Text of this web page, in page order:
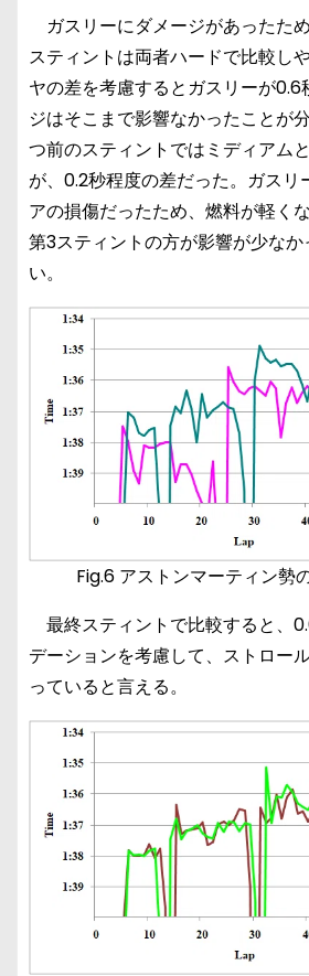
ガスリーにダメージがあったた
スティントは両者ハードで比較し
ヤの差を考慮するとガスリーが0.6
ジはそこまで影響なかったことが
つ前のスティントではミディアム
が、0.2秒程度の差だった。ガスリ
アの損傷だったため、燃料が軽く
第3スティントの方が影響が少な
い。
Fig.6 アストンマーティン勢
最終スティントで比較すると、
デーションを考慮して、ストロー
っていると言える。